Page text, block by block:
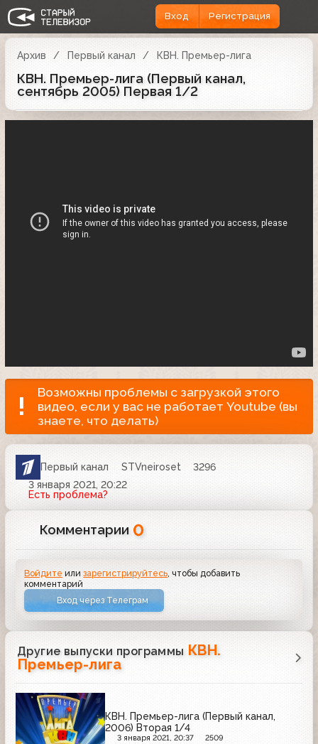
Вход Регистрация
Архив Первый канал КВН. Премьер-лига
КВН. Премьер-лига (Первый канал,
сентябрь 2005) Первая 1/2
Возможны проблемы с загрузкой этого
видео, если у вас не работает Youtube (вы
знаете, что делать)
Первый канал STVneiroset
3296
3 января 2021, 20:22
Есть проблема?
Комментарии 0
Войдите илизарегистрируйтесь , чтобы добавить
комментарий
Вход через Телеграм
Другие выпуски программы КВН.
Премьер-лига
КВН. Премьер-лига (Первый канал,
2006) Вторая 1/4
3 января 2021, 20:37 2509